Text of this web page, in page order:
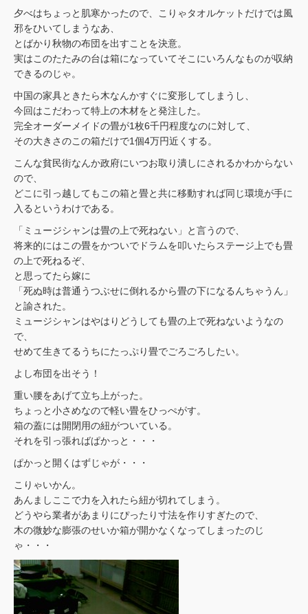
夕べはちょっと肌寒かったので、こりゃタオルケットだけでは風
邪をひいてしまうなあ、
とばかり秋物の布団を出すことを決意。
実はこのたたみの台は箱になっていてそこにいろんなものが収納
できるのじゃ。
中国の家具ときたら木なんかすぐに変形してしまうし、
今回はこだわって特上の木材をと発注した。
完全オーダーメイドの畳が1枚6千円程度なのに対して、
その大きさのこの箱だけで1個4万円近くする。
こんな貧民街なんか政府にいつお取り潰しにされるかわからない
ので、
どこに引っ越してもこの箱と畳と共に移動すれば同じ環境が手に
入るというわけである。
「ミュージシャンは畳の上で死ねない」と言うので、
将来的にはこの畳をかついでドラムを叩いたらステージ上でも畳
の上で死ねるぞ、
と思ってたら嫁に
「死ぬ時は普通うつぶせに倒れるから畳の下になるんちゃうん」
と諭された。
ミュージシャンはやはりどうしても畳の上で死ねないようなの
で、
せめて生きてるうちにたっぷり畳でごろごろしたい。
よし布団を出そう！
重い腰をあげて立ち上がった。
ちょっと小さめなので軽い畳をひっぺがす。
箱の蓋には開閉用の紐がついている。
それを引っ張ればぱかっと・・・
ぱかっと開くはずじゃが・・・
こりゃいかん。
あんましここで力を入れたら紐が切れてしまう。
どうやら業者があまりにぴったり寸法を作りすぎたので、
木の微妙な膨張のせいか箱が開かなくなってしまったのじ
ゃ・・・